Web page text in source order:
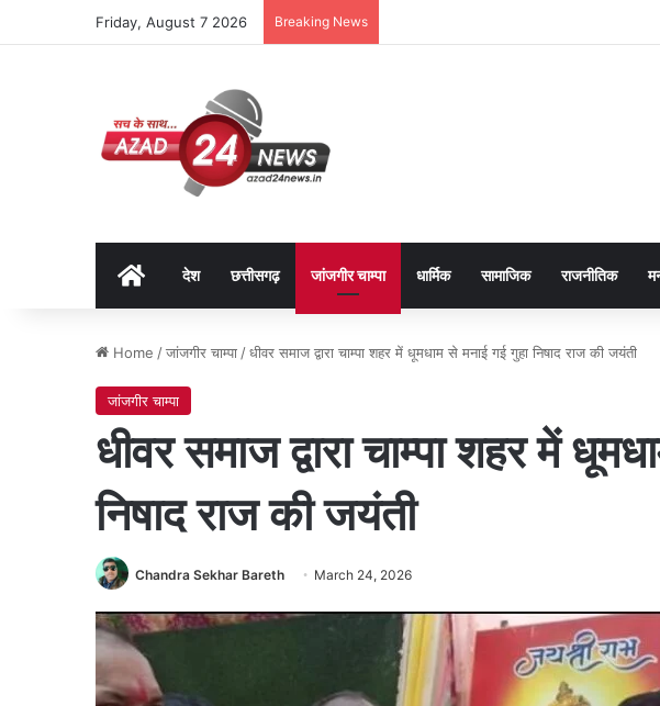
Friday, August 7 2026 Breaking News
Homeदेश छत्तीसगढ़ जांजगीर चाम्पा धार्मिक सामाजिक राजनीतिक
Home /जांजगीर चाम्पा /धीवर समाज द्वारा चाम्पा शहर में धूमधाम से मनाई गई गुहा निषाद राज की जयंती
जांजगीर चाम्पा
धीवर समाज द्वारा चाम्पा शहर में
निषाद राज की जयंती
Chandra Sekhar Bareth March 24, 2026